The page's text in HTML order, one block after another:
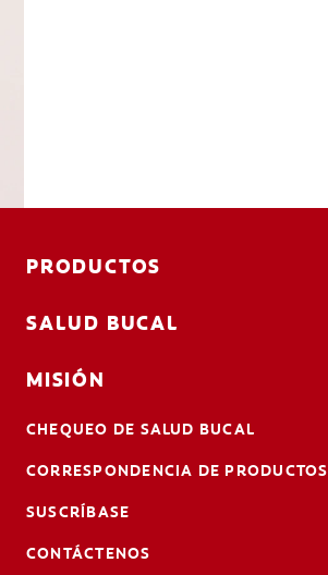
PRODUCTOS
SALUD BUCAL
MISIÓN
CHEQUEO DE SALUD BUCAL
CORRESPONDENCIA DE PRODUCTOS
SUSCRÍBASE
CONTÁCTENOS